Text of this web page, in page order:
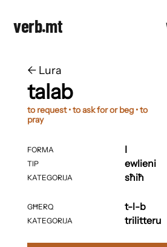
verb.mt
← ​​Lura
talab
to request • to ask for or beg • to
pray
FORMA
TIP
KATEGORIJA
GĦERQ
KATEGORIJA
I
ewlieni
sħiħ
t-l-b
trilitteru